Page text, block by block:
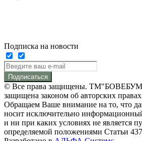
Подписка на новости
Подписаться
© Все права защищены.
защищена законом об авторских
Обращаем Ваше внимание на то, что
носит исключительно
и ни при каких условиях не является
определяемой положениями Статьи